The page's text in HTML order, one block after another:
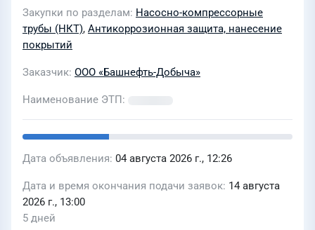
Закупки по разделам Насосно-компрессорные
трубы (НКТ), Антикоррозионная защита, нанесение
покрытий
Заказчик ООО «Башнефть-Добыча»
Наименование ЭТП
Дата объявления 04 августа 2026 г., 12:26
Дата и время окончания подачи заявок 14 августа
2026 г., 13:00
5 дней